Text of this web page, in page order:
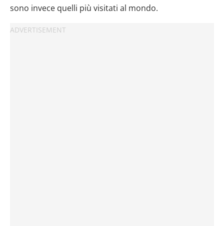
sono invece quelli più visitati al mondo.